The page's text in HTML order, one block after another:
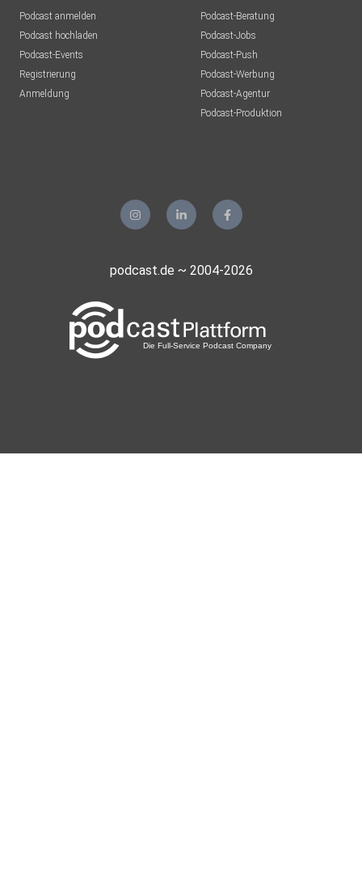
Podcast anmelden
Podcast hochladen
Podcast-Events
Registrierung
Anmeldung
Podcast-Beratung
Podcast-Jobs
Podcast-Push
Podcast-Werbung
Podcast-Agentur
Podcast-Produktion
podcast.de ~ 2004-2026